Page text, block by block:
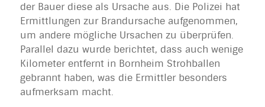
der Bauer diese als Ursache aus. Die Polizei hat
Ermittlungen zur Brandursache aufgenommen,
um andere mögliche Ursachen zu überprüfen.
Parallel dazu wurde berichtet, dass auch wenige
Kilometer entfernt in Bornheim Strohballen
gebrannt haben, was die Ermittler besonders
aufmerksam macht.